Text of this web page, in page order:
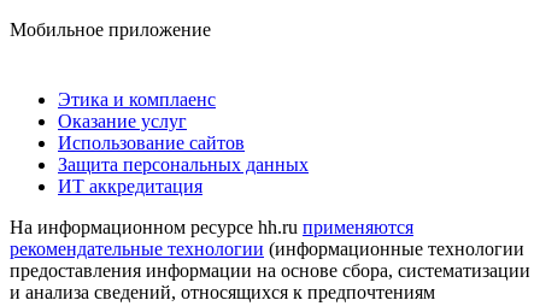
Мобильное приложение
Этика и комплаенс
Оказание услуг
Использование сайтов
Защита персональных данных
ИТ аккредитация
На информационном ресурсе hh.ru применяются
рекомендательные технологии (информационные технологии
предоставления информации на основе сбора, систематизации
и анализа сведений, относящихся к предпочтениям